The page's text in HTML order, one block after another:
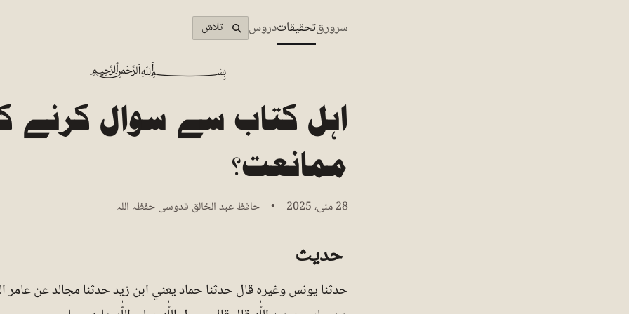
سرورقتحقیقاتدروس تلاش
﷽
اہل کتاب سے سوال کرنے
ممانعت؟
28 مئی، 2025 • حافظ عبد الخالق قدوسی حفظہ اللہ
حدیث
حدثنا يونس وغيره قال حدثنا حماد يعني ابن زيد حدثنا مجالد عن عامر